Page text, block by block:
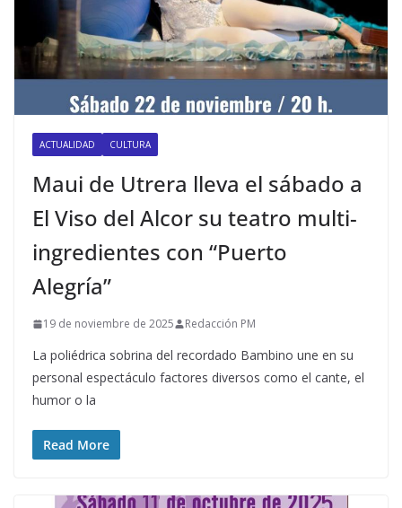
ACTUALIDAD CULTURA
Maui de Utrera lleva el sábado a
El Viso del Alcor su teatro multi-
ingredientes con “Puerto
Alegría”
19 de noviembre de 2025 Redacción PM
La poliédrica sobrina del recordado Bambino une en su
personal espectáculo factores diversos como el cante, el
humor o la
Read More